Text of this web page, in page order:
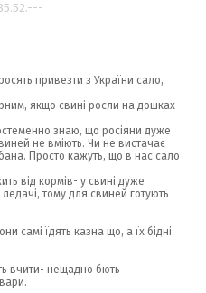
привезти з України сало,
якщо свині росли на дошках
знаю, що росіяни дуже
не вміють. Чи не вистачає
Просто кажуть, що в нас сало
від кормів- у свині дуже
тому для свиней готують
самі їдять казна що, а їх бідні
вчити- нещадно бють